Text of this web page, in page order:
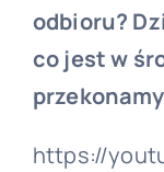
odbioru?
co jest w
https://